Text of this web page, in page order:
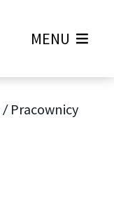
MENU
/ Pracownicy